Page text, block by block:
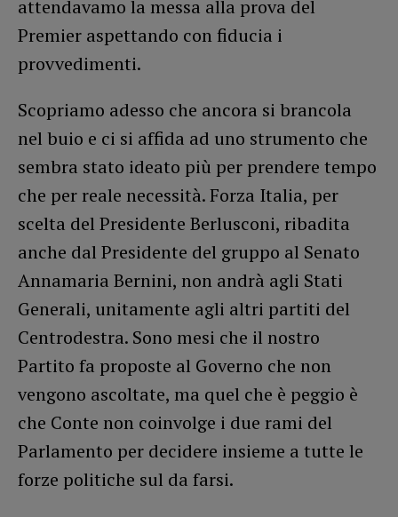
attendavamo la messa alla prova del
Premier aspettando con fiducia i
provvedimenti.
Scopriamo adesso che ancora si brancola
nel buio e ci si affida ad uno strumento che
sembra stato ideato più per prendere tempo
che per reale necessità. Forza Italia, per
scelta del Presidente Berlusconi, ribadita
anche dal Presidente del gruppo al Senato
Annamaria Bernini, non andrà agli Stati
Generali, unitamente agli altri partiti del
Centrodestra. Sono mesi che il nostro
Partito fa proposte al Governo che non
vengono ascoltate, ma quel che è peggio è
che Conte non coinvolge i due rami del
Parlamento per decidere insieme a tutte le
forze politiche sul da farsi.